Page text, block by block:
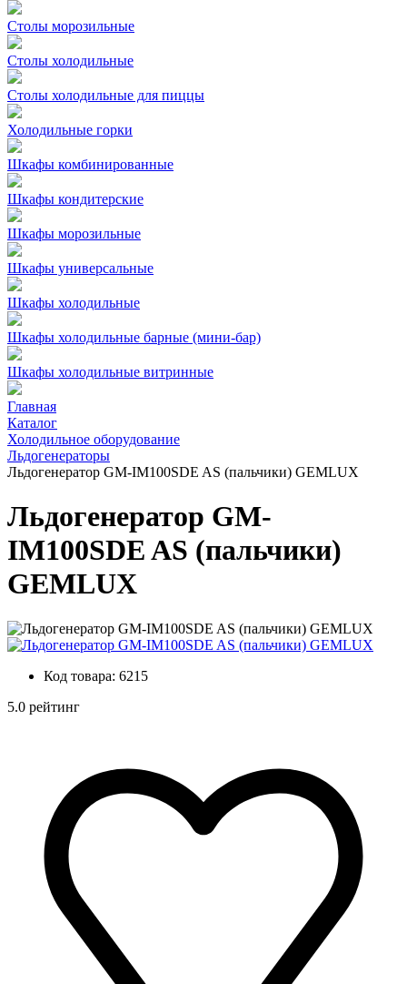
Столы морозильные
Столы холодильные
Столы холодильные для пиццы
Холодильные горки
Шкафы комбинированные
Шкафы кондитерские
Шкафы морозильные
Шкафы универсальные
Шкафы холодильные
Шкафы холодильные барные (мини-бар)
Шкафы холодильные витринные
Главная
Каталог
Холодильное оборудование
Льдогенераторы
Льдогенератор GM-IM100SDE AS (пальчики) GEMLUX
Льдогенератор GM-
IM100SDE AS (пальчики)
GEMLUX
Код товара: 6215
5.0 рейтинг